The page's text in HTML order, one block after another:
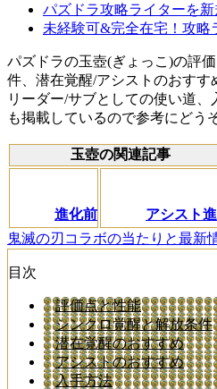
パズドラ攻略ライターを新
未経験可&完全在宅！攻略
パズドラの玉壺(ぎょっこ)の評
件、潜在覚醒/アシストのおす
リーダー/サブとしての使い道
も掲載しているので参考にどう
玉壺の関連記事
進化前
アシスト
鬼滅の刃コラボの当たりと最新
目次
評価点と性能
シンクロ覚醒と解放条件
潜在覚醒のおすすめ
アシストのおすすめ
入手方法